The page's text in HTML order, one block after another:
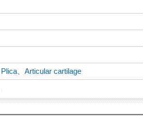
Plica 、Articular cartilage